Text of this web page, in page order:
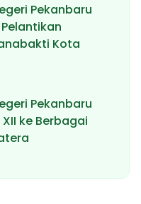
Pekanbaru
Kota
Pekanbaru
ke Berbagai